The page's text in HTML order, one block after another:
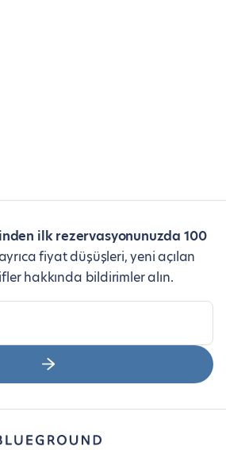
ilk rezervasyonunuzda 100
fiyat düşüşleri, yeni açılan
hakkında bildirimler alın.